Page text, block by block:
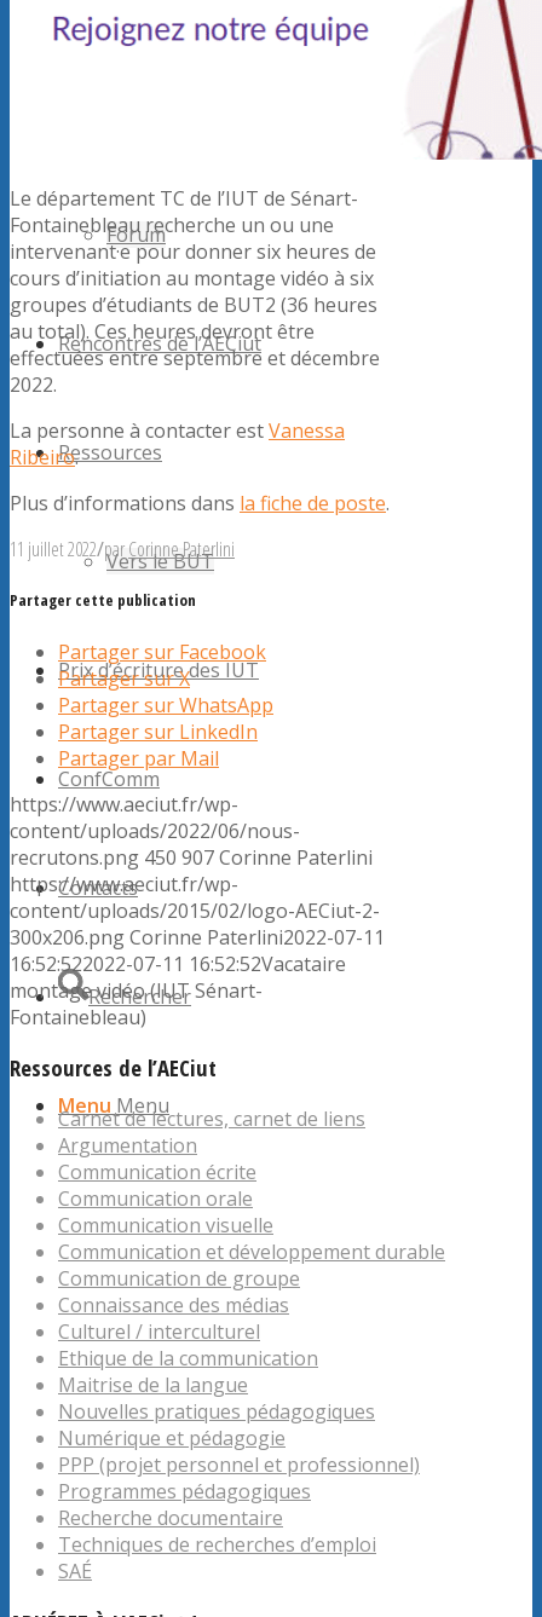
Promouvoir l’AECiut
Forum
Rencontres de l’AECiut
Ressources
Vers le BUT
Prix d’écriture des IUT
ConfComm
Contacts
Rechercher
Menu Menu
Le département TC de l’IUT de Sénart-
Fontainebleau recherche un ou une
intervenant·e pour donner six heures de
cours d’initiation au montage vidéo à six
groupes d’étudiants de BUT2 (36 heures
au total). Ces heures devront être
effectuées entre septembre et décembre
2022.
La personne à contacter estVanessa
Ribeiro.
Plus d’informations dans la fiche de poste.
11 juillet 2022/parCorinne Paterlini
Partager cette publication
Partager sur Facebook
Partager sur X
Partager sur WhatsApp
Partager sur LinkedIn
Partager par Mail
https://www.aeciut.fr/wp-
content/uploads/2022/06/nous-
recrutons.png 450 907Corinne Paterlini
https://www.aeciut.fr/wp-
content/uploads/2015/02/logo-AECiut-2-
300x206.pngCorinne Paterlini2022-07-11
16:52:522022-07-11 16:52:52Vacataire
montage vidéo (IUT Sénart-
Fontainebleau)
Ressources de l’AECiut
Carnet de lectures, carnet de liens
Argumentation
Communication écrite
Communication orale
Communication visuelle
Communication et développement durable
Communication de groupe
Connaissance des médias
Culturel / interculturel
Ethique de la communication
Maitrise de la langue
Nouvelles pratiques pédagogiques
Numérique et pédagogie
PPP (projet personnel et professionnel)
Programmes pédagogiques
Recherche documentaire
Techniques de recherches d’emploi
SAÉ